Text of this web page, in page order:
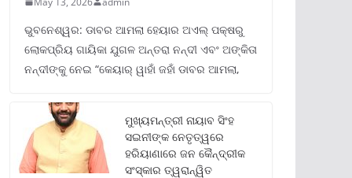
ଭୁବନେଶ୍ୱର: ଡାବର ଆମଲା ହେୟାର ଅଏଲ୍ ପକ୍ଷରୁ
ଲୋକପ୍ରିୟ ଗାୟିକା ଯୁଗଳ ଅନ୍ତରା ନନ୍ଦୀ ଏବଂ ଅଙ୍କିତା
ନନ୍ଦୀଙ୍କୁ ନେଇ “କେୟାର୍ ୱାହାଁ ଜହାଁ ଡାବର ଆମଲା,
ମୁଖ୍ୟମନ୍ତ୍ରୀ ନାୟାବ ସିଂହ
ସଇନୀଙ୍କ ନେତୃତ୍ୱରେ
ହରିୟାଣାରେ ଜନ କୈନ୍ଦ୍ରୀକ
ସଂସ୍କାର ତ୍ୱରାନ୍ୱିତ